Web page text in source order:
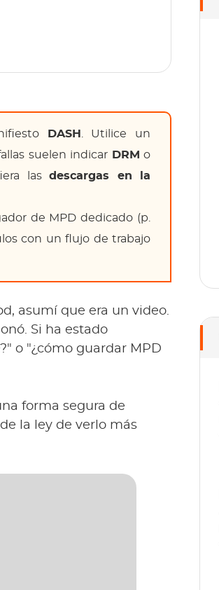
DASH
. Utilice un
suelen indicar
DRM o
lasdescargas en la
de MPD dedicado (p.
con un flujo de trabajo
asumí que era un video.
Si ha estado
o "¿cómo guardar MPD
forma segura de
la ley de verlo más